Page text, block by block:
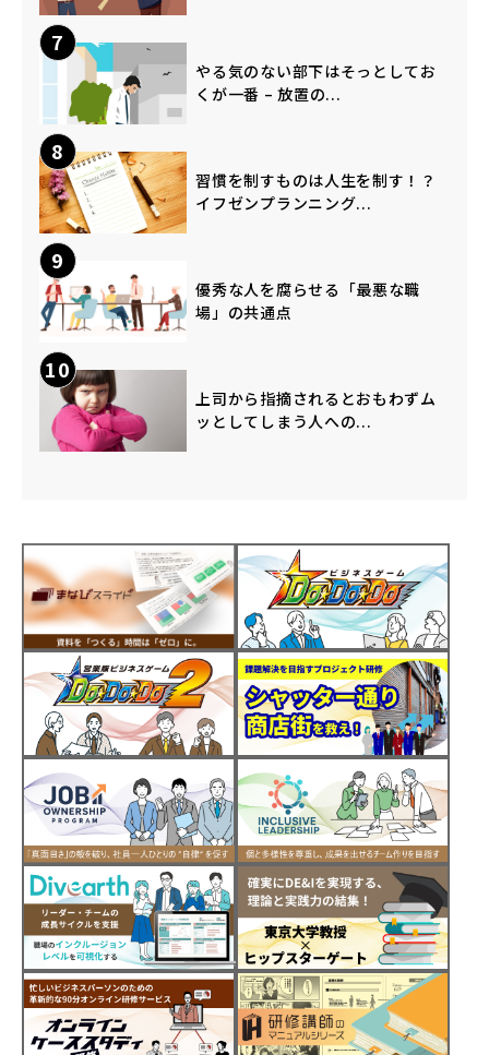
7
やる気のない部下はそっとしてお
くが一番 – 放置の...
8
習慣を制すものは人生を制す！？
イフゼンプランニング...
9
優秀な人を腐らせる「最悪な職
場」の共通点
10
上司から指摘されるとおもわずム
ッとしてしまう人への...